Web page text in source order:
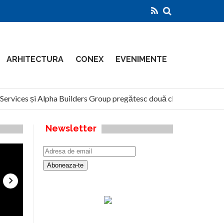
ARHITECTURA CONEX EVENIMENTE
și Alpha Builders Group pregătesc două clădiri de 14
Newsletter